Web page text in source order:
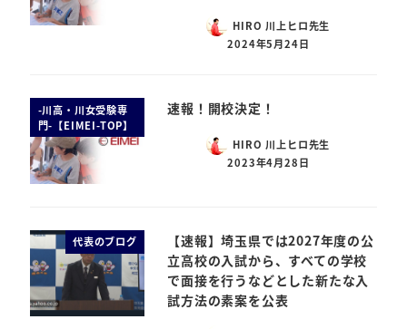
HIRO 川上ヒロ先生
2024年5月24日
-川高・川女受験専
門-【EIMEI-TOP】
速報！開校決定！
HIRO 川上ヒロ先生
2023年4月28日
代表のブログ
【速報】埼玉県では2027年度の公
立高校の入試から、すべての学校
で面接を行うなどとした新たな入
試方法の素案を公表